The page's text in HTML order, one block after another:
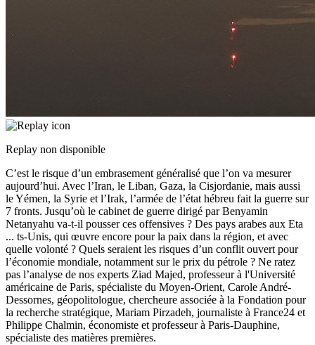
Replay non disponible
C’est le risque d’un embrasement généralisé que l’on va mesurer
aujourd’hui. Avec l’Iran, le Liban, Gaza, la Cisjordanie, mais aussi
le Yémen, la Syrie et l’Irak, l’armée de l’état hébreu fait la guerre sur
7 fronts. Jusqu’où le cabinet de guerre dirigé par Benyamin
Netanyahu va-t-il pousser ces offensives ? Des pays arabes aux Eta
... ts-Unis, qui œuvre encore pour la paix dans la région, et avec
quelle volonté ? Quels seraient les risques d’un conflit ouvert pour
l’économie mondiale, notamment sur le prix du pétrole ? Ne ratez
pas l’analyse de nos experts Ziad Majed, professeur à l'Université
américaine de Paris, spécialiste du Moyen-Orient, Carole André-
Dessornes, géopolitologue, chercheure associée à la Fondation pour
la recherche stratégique, Mariam Pirzadeh, journaliste à France24 et
Philippe Chalmin, économiste et professeur à Paris-Dauphine,
spécialiste des matières premières.